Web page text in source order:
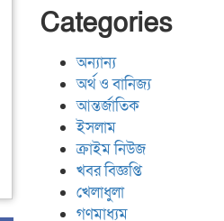
Categories
অন্যান্য
অর্থ ও বানিজ্য
আন্তর্জাতিক
ইসলাম
ক্রাইম নিউজ
খবর বিজ্ঞপ্তি
খেলাধুলা
গণমাধ্যম